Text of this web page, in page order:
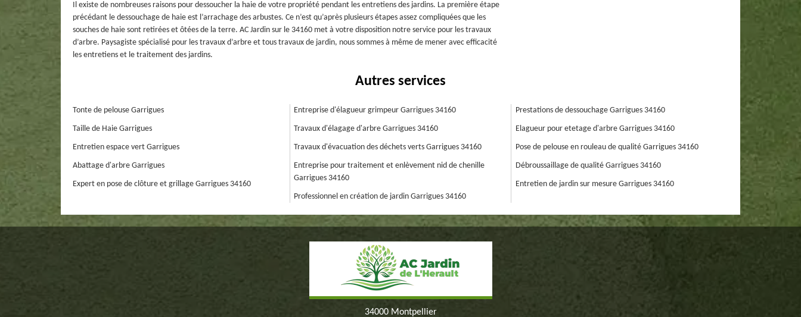
Il existe de nombreuses raisons pour dessoucher la haie de votre propriété pendant les entretiens des jardins. La première étape
précédant le dessouchage de haie est l’arrachage des arbustes. Ce n’est qu’après plusieurs étapes assez compliquées que les
souches de haie sont retirées et ôtées de la terre. AC Jardin sur le 34160 met à votre disposition notre service pour les travaux
d’arbre. Paysagiste spécialisé pour les travaux d’arbre et tous travaux de jardin, nous sommes à même de mener avec efficacité
les entretiens et le traitement des jardins.
Autres services
Tonte de pelouse Garrigues
Taille de Haie Garrigues
Entretien espace vert Garrigues
Abattage d'arbre Garrigues
Expert en pose de clôture et grillage Garrigues 34160
Entreprise d'élagueur grimpeur Garrigues 34160
Travaux d'élagage d'arbre Garrigues 34160
Travaux d'évacuation des déchets verts Garrigues 34160
Entreprise pour traitement et enlèvement nid de chenille
Garrigues 34160
Professionnel en création de jardin Garrigues 34160
Prestations de dessouchage Garrigues 34160
Elagueur pour etetage d'arbre Garrigues 34160
Pose de pelouse en rouleau de qualité Garrigues 34160
Débroussaillage de qualité Garrigues 34160
Entretien de jardin sur mesure Garrigues 34160
34000 Montpellier